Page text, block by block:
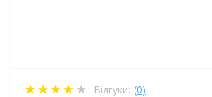
Відгуки: (0)